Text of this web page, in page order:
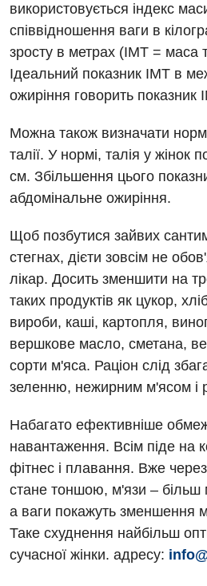
Дитяча оториноларингологія
Дитяча офтальмологія
Дитяча урологія
використовується індекс
співвідношення ваги в
зросту в метрах (ІМТ = маса
Ідеальний показник ІМТ в
ожиріння говорить показник
Можна також визначати
талії. У нормі, талія у жінок
см. Збільшення цього
абдомінальне ожиріння.
Щоб позбутися зайвих
стегнах, дієти зовсім не
лікар. Досить зменшити на
таких продуктів як цукор,
вироби, каші, картопля,
вершкове масло, сметана,
сорти м'яса. Раціон слід
зеленню, нежирним м'ясом і
Набагато ефективніше
навантаження. Всім піде на
фітнес і плавання. Вже через
стане тоншою, м'язи – більш
а ваги покажуть зменшення
Таке схуднення найбільш
сучасної жінки. адресу: